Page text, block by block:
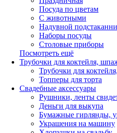
Посуда по цветам
С животными
Надувной
Наборы посуды
Столовые приборы
Посмотреть ещё
Трубочки для коктейля,
Трубочки для
Топперы для торта
Свадебные аксессуары
Рушники, ленты
Деньги для выкупа
Бумажные гирлянды,
Украшения на машину